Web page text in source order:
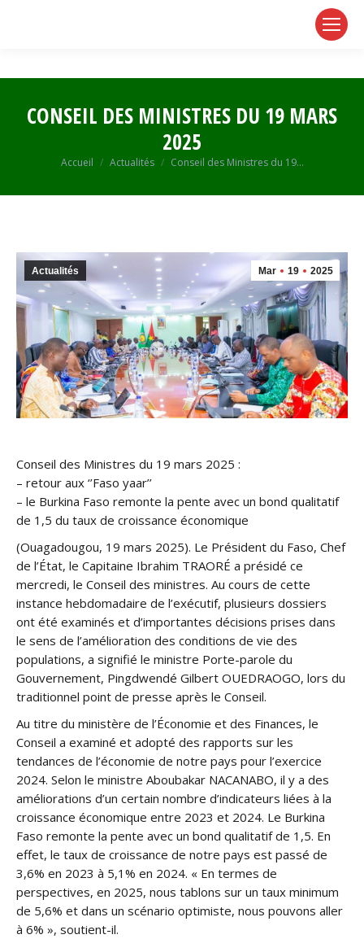
CONSEIL DES MINISTRES DU 19 MARS
2025
Vous êtes ici :
Accueil Actualités Conseil des Ministres du 19…
Mar 19 2025
Actualités
Conseil des Ministres du 19 mars 2025 :
– retour aux ‘’Faso yaar’’
– le Burkina Faso remonte la pente avec un bond qualitatif
de 1,5 du taux de croissance économique
(Ouagadougou, 19 mars 2025). Le Président du Faso, Chef
de l’État, le Capitaine Ibrahim TRAORÉ a présidé ce
mercredi, le Conseil des ministres. Au cours de cette
instance hebdomadaire de l’exécutif, plusieurs dossiers
ont été examinés et d’importantes décisions prises dans
le sens de l’amélioration des conditions de vie des
populations, a signifié le ministre Porte-parole du
Gouvernement, Pingdwendé Gilbert OUEDRAOGO, lors du
traditionnel point de presse après le Conseil.
Au titre du ministère de l’Économie et des Finances, le
Conseil a examiné et adopté des rapports sur les
tendances de l’économie de notre pays pour l’exercice
2024. Selon le ministre Aboubakar NACANABO, il y a des
améliorations d’un certain nombre d’indicateurs liées à la
croissance économique entre 2023 et 2024. Le Burkina
Faso remonte la pente avec un bond qualitatif de 1,5. En
effet, le taux de croissance de notre pays est passé de
3,6% en 2023 à 5,1% en 2024. « En termes de
perspectives, en 2025, nous tablons sur un taux minimum
de 5,6% et dans un scénario optimiste, nous pouvons aller
à 6% », soutient-il.